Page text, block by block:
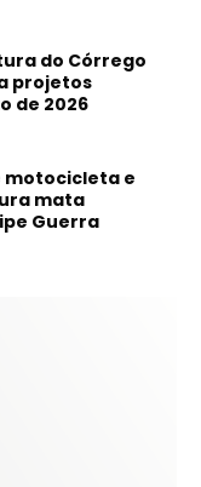
do Córrego
projetos
de 2026
motocicleta e
mata
Guerra